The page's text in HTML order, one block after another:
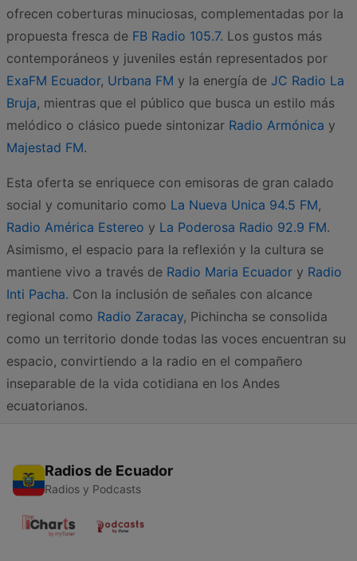
ofrecen coberturas minuciosas, complementadas por la
propuesta fresca de FB Radio 105.7. Los gustos más
contemporáneos y juveniles están representados por
ExaFM Ecuador, Urbana FM y la energía de JC Radio La
Bruja, mientras que el público que busca un estilo más
melódico o clásico puede sintonizar Radio Armónica y
Majestad FM.
Esta oferta se enriquece con emisoras de gran calado
social y comunitario como La Nueva Unica 94.5 FM,
Radio América Estereo y La Poderosa Radio 92.9 FM.
Asimismo, el espacio para la reflexión y la cultura se
mantiene vivo a través de Radio Maria Ecuador y Radio
Inti Pacha. Con la inclusión de señales con alcance
regional como Radio Zaracay, Pichincha se consolida
como un territorio donde todas las voces encuentran su
espacio, convirtiendo a la radio en el compañero
inseparable de la vida cotidiana en los Andes
ecuatorianos.
Radios de Ecuador
Radios y Podcasts